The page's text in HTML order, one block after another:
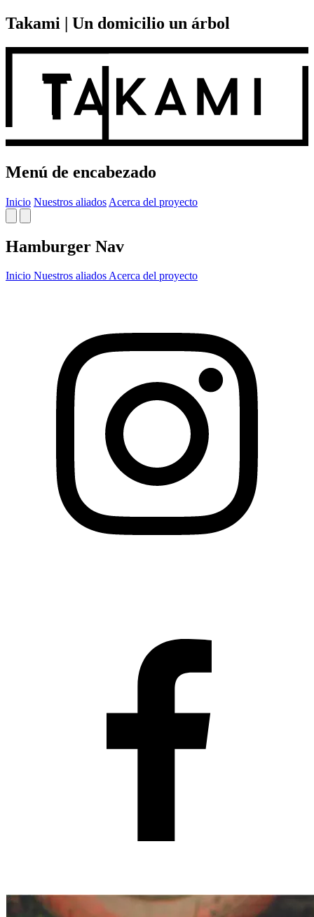
Takami | Un domicilio un árbol
Menú de encabezado
Inicio Nuestros aliados Acerca del proyecto
Hamburger Nav
Inicio Nuestros aliadosAcerca del proyecto